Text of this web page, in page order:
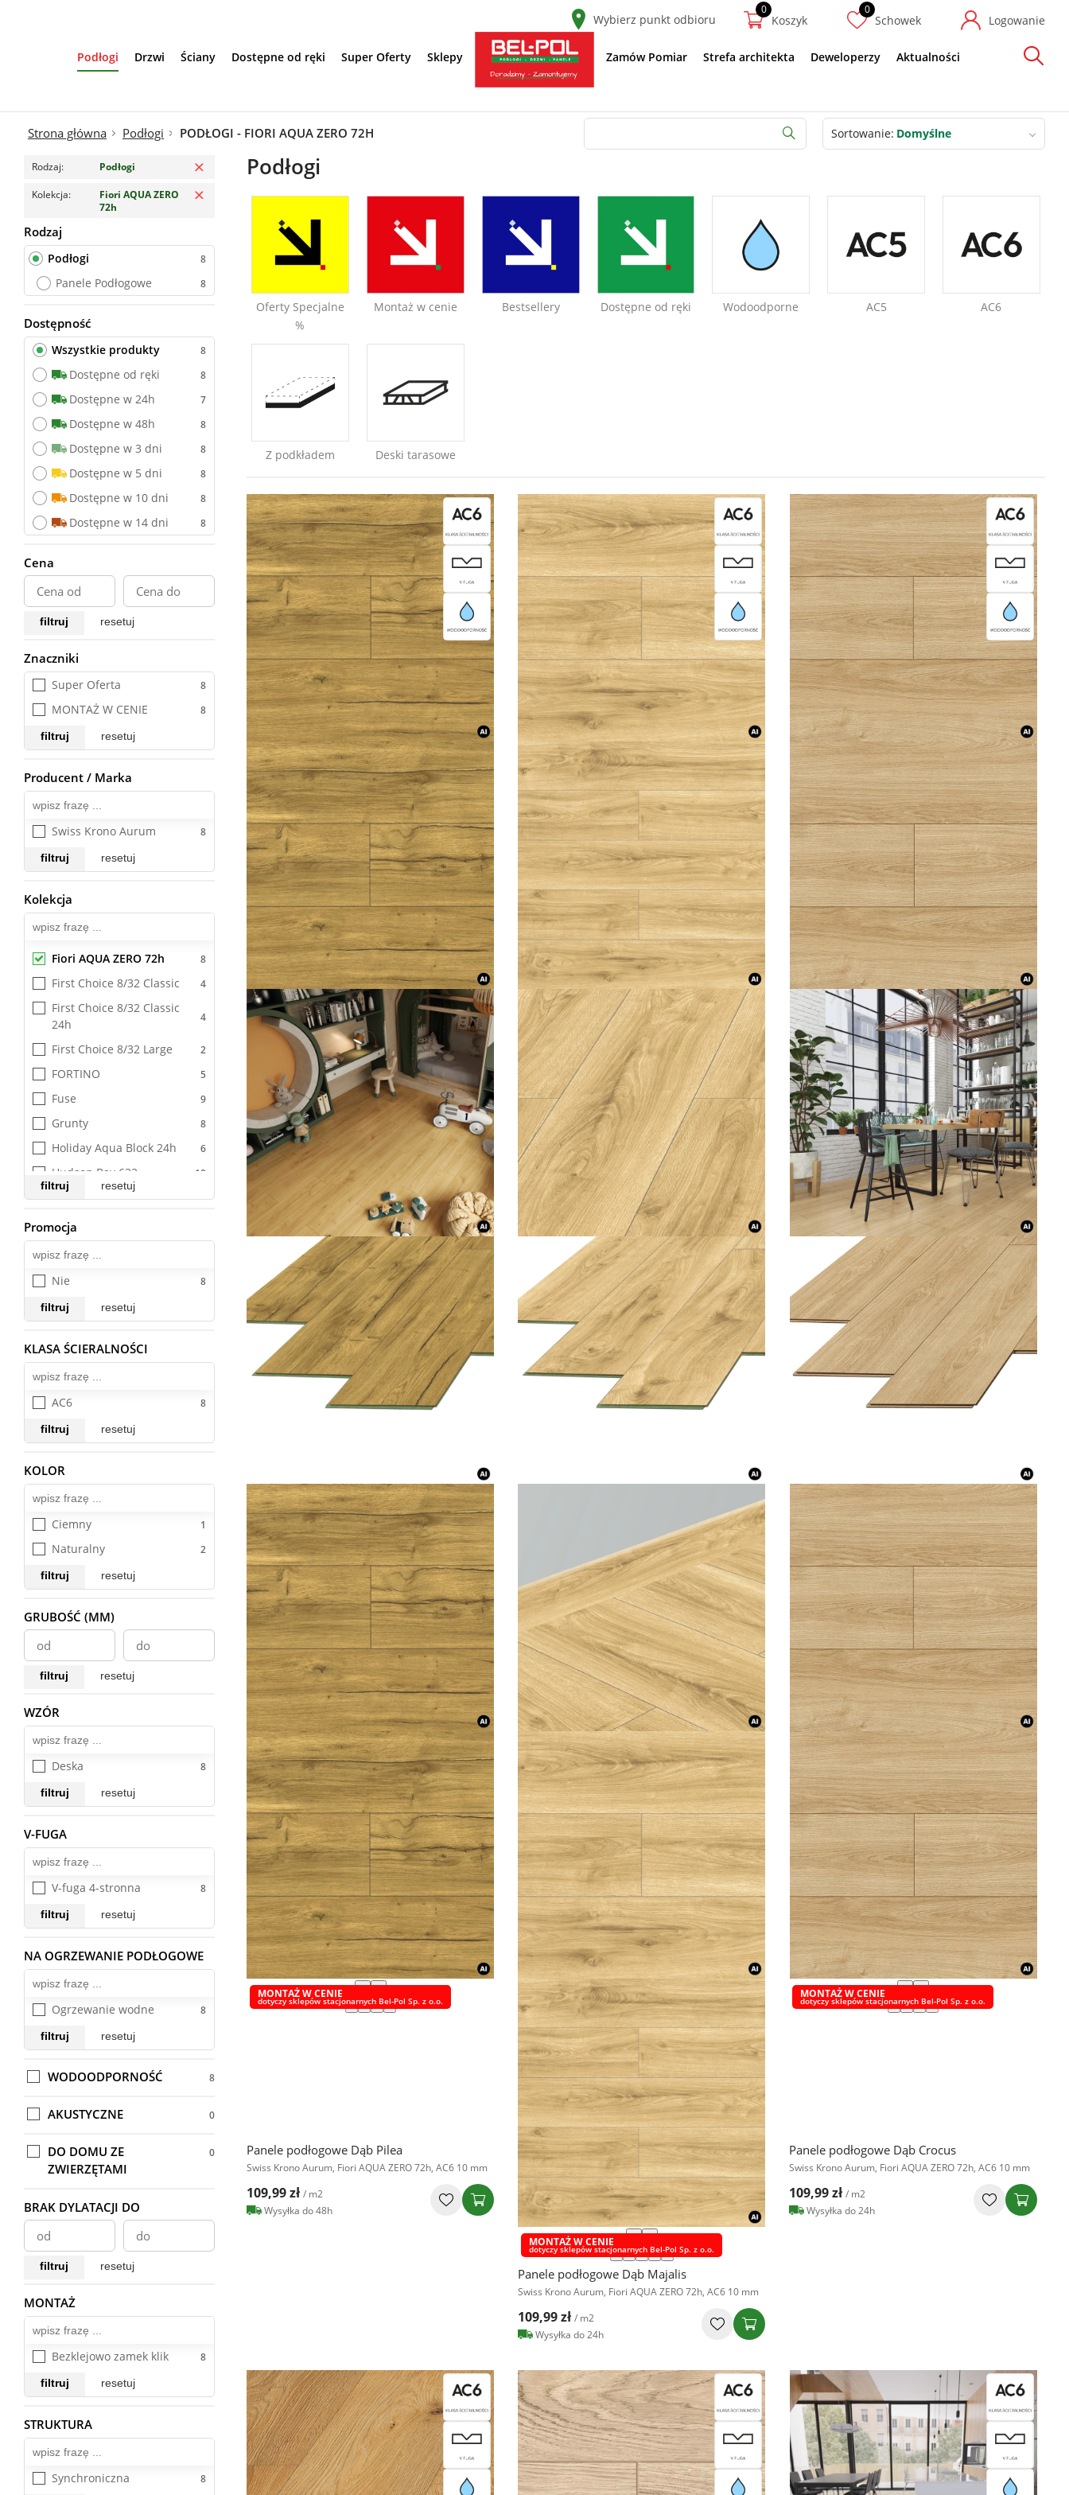
Wybierz punkt odbioru Koszyk Schowek Logowanie
Podłogi Drzwi Ściany Dostępne od ręki Super Oferty Sklepy Zamów Pomiar Strefa architekta Deweloperzy Aktualności
Szukaj
Strona główna Podłogi PODŁOGI - FIORI AQUA ZERO 72H
Rodzaj Podłogi Usuń filtr
Kolekcja
Fiori AQUA ZERO
72h
Usuń filtr
Sortowanie Domyślne
Rodzaj
Podłogi
Panele Podłogowe
Dostępność
Wszystkie produkty
Dostępne od ręki
Dostępne w 24h
Dostępne w 48h
Dostępne w 3 dni
Dostępne w 5 dni
Dostępne w 10 dni
Dostępne w 14 dni
Cena
filtruj resetuj
Znaczniki
Super Oferta
MONTAŻ W CENIE
filtruj resetuj
Producent / Marka
Swiss Krono Aurum
filtruj resetuj
Kolekcja
Creation 55 Rigid Acoustic
Creo
Da Capo
Decor Line
Deska Holzfloors
Deska tarasowa BERGDECK
WPC
Deska tarasowa BERGDECK
WPC 4m
Deska tarasowa BERGDECK
WPC Pure
Deski kompozytowe
akcesoria
Diamond
Disegno
Dolce AQUA ZERO 72h
Dora
Douro + Podkład
Douro Dryback
Herringbone
Egger
Emozioni
Emozioni Herringbone
Emozioni Wide
Enigma AQUA BLOCK 24h
Eterna
Euphoria
Exclusive
Farm
FEEL GOOD
Ferme 190
Fiori AQUA ZERO 72h
First Choice 8/32 Classic
First Choice 8/32 Classic
24h
First Choice 8/32 Large
FORTINO
Fuse
Grunty
Holiday Aqua Block 24h
Hudson Bay 632
HydroClick
Illume Click z podkładem
Impressive
Indo
Indo Akcesoria
Infinity AQUA ZERO
Jodła angielska Holzfloors
Jodła francuska Holzfloors
Jodła Weitzer Blok 750 Plus
Kaskada
Khars
Kleje
Kolory Świata
Life
Lodge 190
Majestic
Manor
Mantaro
Mantaro Herringbone
Marine
Masy szpachlowe
Metamorphose 5.0
Metamorphose 7.0
Modern Classic Design
Modern Classic Strong V
Modern Design
Block 24h
Movie AQUA ZERO 72h
Muse
Nakuru
NatureSense Classic Aqua+
NatureSense Classic Aqua
NatureSense Classic Aqua
24h AC5
NatureSense King Size
Aqua+ 72h
Aqua 24h AC4
NatureSense Large
NatureSense Large Aqua+
filtruj resetuj
Promocja
Nie
filtruj resetuj
KLASA ŚCIERALNOŚCI
AC6
filtruj resetuj
KOLOR
Ciemny
Naturalny
filtruj resetuj
GRUBOŚĆ (MM)
filtruj resetuj
WZÓR
Deska
filtruj resetuj
V-FUGA
V-fuga 4-stronna
filtruj resetuj
NA OGRZEWANIE PODŁOGOWE Wszystkie
Ogrzewanie wodne
filtruj resetuj
WODOODPORNOŚĆ
AKUSTYCZNE
DO DOMU ZE
ZWIERZĘTAMI
BRAK DYLATACJI DO
filtruj resetuj
MONTAŻ
Bezklejowo zamek klik
filtruj resetuj
STRUKTURA
Synchroniczna
Podłogi
Oferty Specjalne
%
Montaż w cenie Bestsellery Dostępne od ręki Wodoodporne AC5 AC6
Z podkładem Deski tarasowe
‹ ›
MONTAŻ W CENIE
dotyczy sklepów stacjonarnych Bel-Pol Sp. z o.o.
Panele podłogowe Dąb Pilea
Swiss Krono Aurum, Fiori AQUA ZERO 72h, AC6 10 mm
109,99 zł / m2
Wysyłka do 48h
‹ ›
MONTAŻ W CENIE
dotyczy sklepów stacjonarnych Bel-Pol Sp. z o.o.
Panele podłogowe Dąb Majalis
Swiss Krono Aurum, Fiori AQUA ZERO 72h, AC6 10 mm
109,99 zł / m2
Wysyłka do 24h
‹ ›
MONTAŻ W CENIE
dotyczy sklepów stacjonarnych Bel-Pol Sp. z o.o.
Panele podłogowe Dąb Crocus
Swiss Krono Aurum, Fiori AQUA ZERO 72h, AC6 10 mm
109,99 zł / m2
Wysyłka do 24h